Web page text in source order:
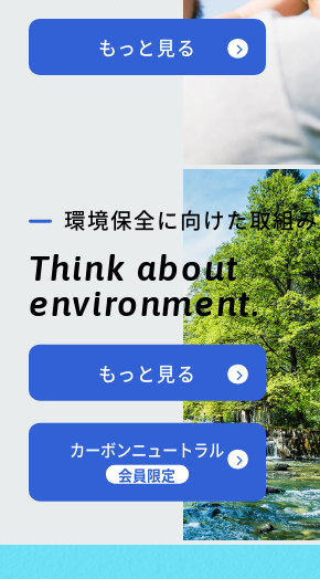
もっと見る
環境保全に向けた取組み
Think about
environment.
もっと見る
カーボンニュートラル
会員限定